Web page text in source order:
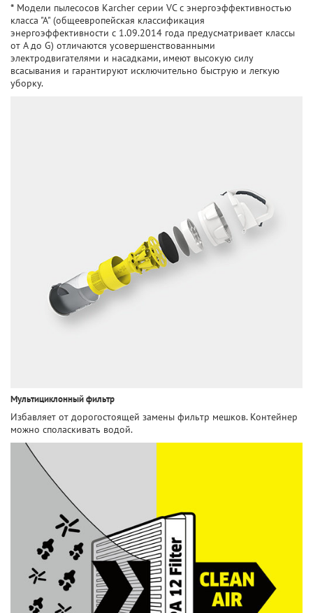
* Модели пылесосов Karcher серии VC с энергоэффективностью
класса "А" (общеевропейская классификация
энергоэффективности с 1.09.2014 года предусматривает классы
от A до G) отличаются усовершенствованными
электродвигателями и насадками, имеют высокую силу
всасывания и гарантируют исключительно быструю и легкую
уборку.
Мультициклонный фильтр
Избавляет от дорогостоящей замены фильтр мешков. Контейнер
можно споласкивать водой.